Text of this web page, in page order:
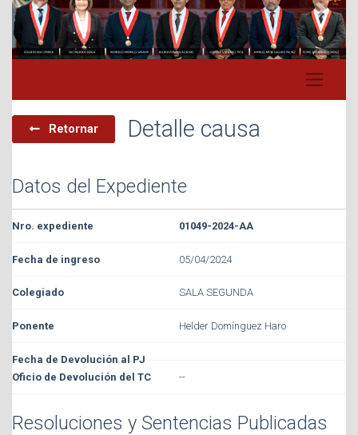
Previous Next
Retornar Detalle causa
Datos del Expediente
01049-2024-AA
05/04/2024
SALA SEGUNDA
Helder Domínguez Haro
--
Resoluciones y Sentencias Publicadas